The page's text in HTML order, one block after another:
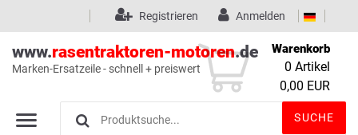
Wunschliste (0)
Anmelden
Registrieren
www.rasentraktoren-motoren.de
Marken-Ersatzeile - schnell + preiswert
SUCHE
Warenkorb
0 Artikel
0,00 EUR